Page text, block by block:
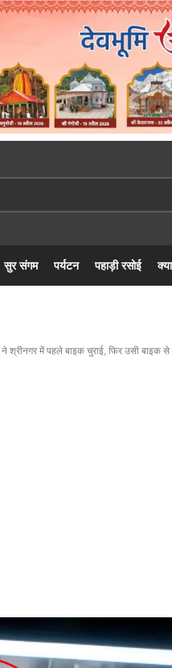
सुर संगम पर्यटन पहाड़ी रसोई
श्रीनगर में पहले बाइक चुराई, फिर उसी बाइक